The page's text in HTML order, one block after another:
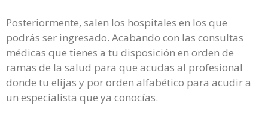
Posteriormente, salen los hospitales en los que
podrás ser ingresado. Acabando con las consultas
médicas que tienes a tu disposición en orden de
ramas de la salud para que acudas al profesional
donde tu elijas y por orden alfabético para acudir a
un especialista que ya conocías.